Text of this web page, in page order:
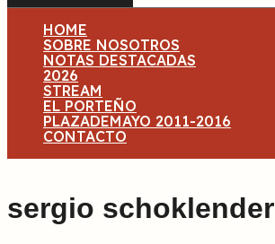
HOME
SOBRE NOSOTROS
NOTAS DESTACADAS
2026
STREAM
EL PORTEÑO
PLAZADEMAYO 2011-2016
CONTACTO
sergio schoklender